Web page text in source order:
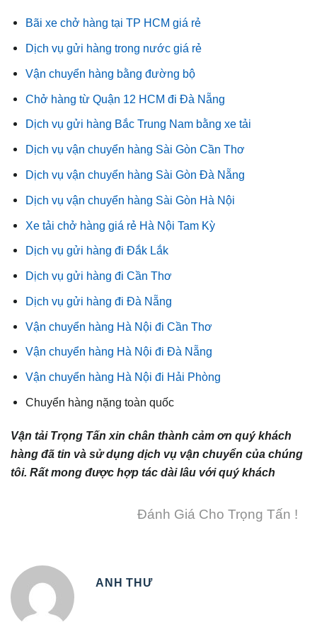
Bãi xe chở hàng tại TP HCM giá rẻ
Dịch vụ gửi hàng trong nước giá rẻ
Vận chuyển hàng bằng đường bộ
Chở hàng từ Quận 12 HCM đi Đà Nẵng
Dịch vụ gửi hàng Bắc Trung Nam bằng xe tải
Dịch vụ vận chuyển hàng Sài Gòn Cần Thơ
Dịch vụ vận chuyển hàng Sài Gòn Đà Nẵng
Dịch vụ vận chuyển hàng Sài Gòn Hà Nội
Xe tải chở hàng giá rẻ Hà Nội Tam Kỳ
Dịch vụ gửi hàng đi Đắk Lắk
Dịch vụ gửi hàng đi Cần Thơ
Dịch vụ gửi hàng đi Đà Nẵng
Vận chuyển hàng Hà Nội đi Cần Thơ
Vận chuyển hàng Hà Nội đi Đà Nẵng
Vận chuyển hàng Hà Nội đi Hải Phòng
Chuyển hàng nặng toàn quốc
Vận tải Trọng Tấn xin chân thành cảm ơn quý khách
hàng đã tin và sử dụng dịch vụ vận chuyển của chúng
tôi. Rất mong được hợp tác dài lâu với quý khách
Đánh Giá Cho Trọng Tấn !
ANH THƯ